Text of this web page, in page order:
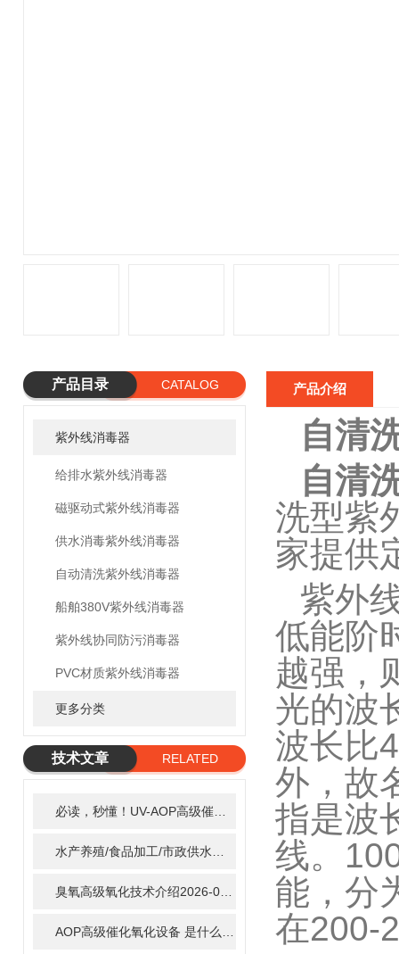
产品目录 CATALOG
紫外线消毒器
给排水紫外线消毒器
磁驱动式紫外线消毒器
供水消毒紫外线消毒器
自动清洗紫外线消毒器
船舶380V紫外线消毒器
紫外线协同防污消毒器
PVC材质紫外线消毒器
更多分类
技术文章
RELATED
臭氧高级氧化技术介绍2026-02-27
2025-11-17
产品介绍
自清
自清
洗型紫
家提供
紫外
低能阶
越强，
光的波
波长比
外，故
指是波
线。
能，分
在200-